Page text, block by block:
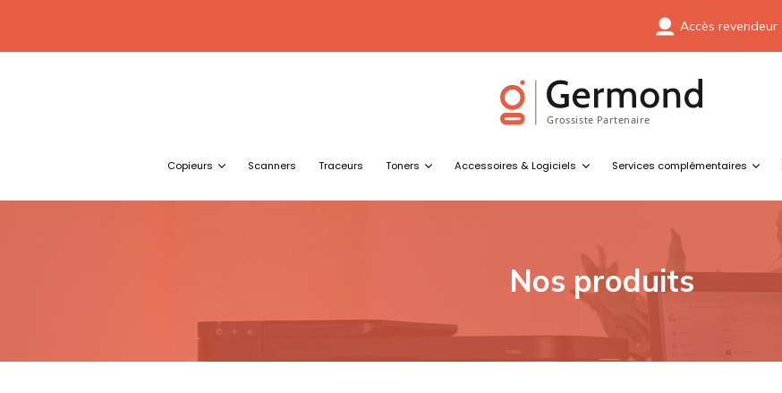
Accès revendeur
Copieurs Scanners Traceurs Toners Accessoires & Logiciels Services complémentaires
Nos produits